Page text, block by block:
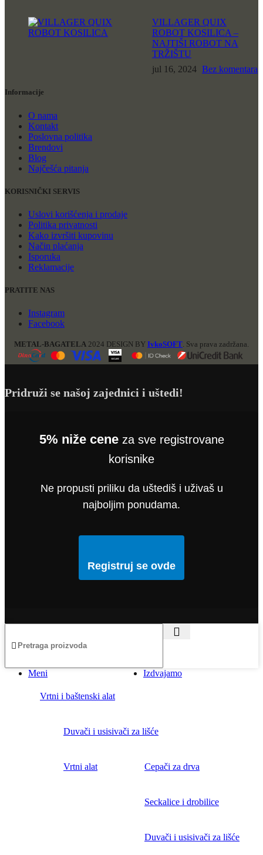
VILLAGER QUIX
ROBOT KOSILICA –
NAJTIŠI ROBOT NA
TRŽIŠTU
jul 16, 2024 Bez komentara
Informacije
O nama
Kontakt
Poslovna politika
Brendovi
Blog
Najčešća pitanja
KORISNIČKI SERVIS
Uslovi korišćenja i prodaje
Politika privatnosti
Kako izvršiti kupovinu
Način plaćanja
Isporuka
Reklamacije
PRATITE NAS
Instagram
Facebook
METAL-BAGATELA 2024 DESIGN BY IvkoSOFT. Sva prava zadržana.
Pridruži se našoj zajednici i uštedi!
5% niže ceneza sve registrovane
korisnike
Ne propusti priliku da uštediš i uživaš u
najboljim ponudama.
Registruj se ovde
Meni Izdvajamo
Vrtni i baštenski alat
Duvači i usisivači za lišće
Vrtni alat Cepači za drva
Seckalice i drobilice
Duvači i usisivači za lišće